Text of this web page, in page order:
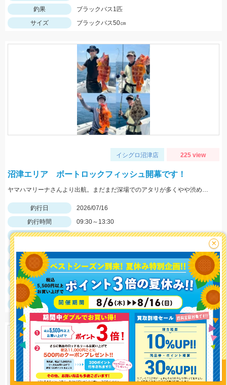
釣り情報を
投稿する
釣果
ブラックバス1匹
サイズ
ブラックバス50㎝
イシグロ沼津店 225 view
沼津エリア ボートロックフィッシュ開幕です！
ヤマハマリーナさんより出航。まだまだ深場でのアタリが多くやや渋めでしたが、良型が混ざり楽しめました。
釣行日
2026/07/16
釣行時間
09:30～13:30
釣場
沼津周辺
釣魚
アカハタ・ヒラメ
釣り方
ロックフィッシュ
釣果
アカハタ１５匹、ヒラメ１匹
サイズ
アカハタ35～20ｃｍ、ヒラメ50ｃｍ
×